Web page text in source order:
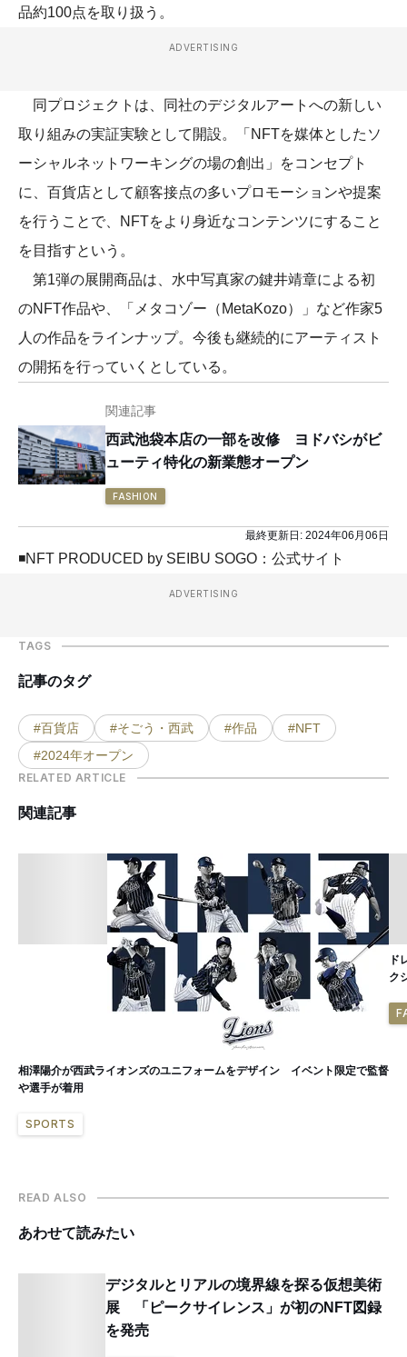
品約100点を取り扱う。
ADVERTISING
同プロジェクトは、同社のデジタルアートへの新しい
取り組みの実証実験として開設。「NFTを媒体としたソ
ーシャルネットワーキングの場の創出」をコンセプト
に、百貨店として顧客接点の多いプロモーションや提案
を行うことで、NFTをより身近なコンテンツにすること
を目指すという。
第1弾の展開商品は、水中写真家の鍵井靖章による初
のNFT作品や、「メタコゾー（MetaKozo）」など作家5
人の作品をラインナップ。今後も継続的にアーティスト
の開拓を行っていくとしている。
関連記事
西武池袋本店の一部を改修 ヨドバシがビ
ューティ特化の新業態オープン
FASHION
最終更新日: 2024年06月06日
◾️NFT PRODUCED by SEIBU SOGO：公式サイト
ADVERTISING
TAGS
記事のタグ
#百貨店 #そごう・西武 #作品
#NFT
#2024年オープン
RELATED ARTICLE
関連記事
相澤陽介が西武ライオンズのユニフォームをデザイン イベント限定で監督
や選手が着用
SPORTS
ド
ク
READ ALSO
あわせて読みたい
デジタルとリアルの境界線を探る仮想美術
展 「ピークサイレンス」が初のNFT図録
を発売